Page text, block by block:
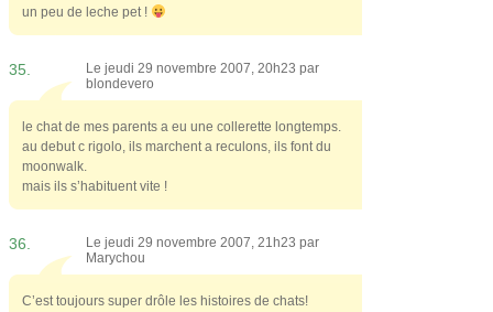
un peu de leche pet !
35.
Le jeudi 29 novembre 2007, 20h23 par
blondevero
le chat de mes parents a eu une collerette longtemps.
au debut c rigolo, ils marchent a reculons, ils font du
moonwalk.
mais ils s’habituent vite !
36.
Le jeudi 29 novembre 2007, 21h23 par
Marychou
C’est toujours super drôle les histoires de chats!